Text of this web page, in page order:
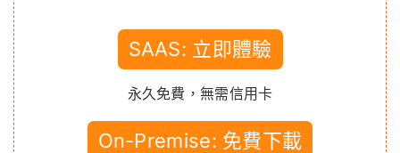
SAAS: 立即體驗
永久免費，無需信用卡
On-Premise: 免費下載